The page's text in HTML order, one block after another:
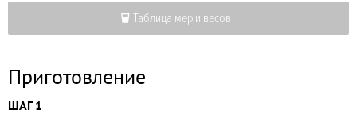
Таблица мер и весов
Приготовление
ШАГ 1